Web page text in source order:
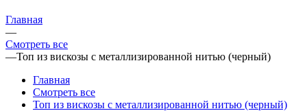
Главная
—
Смотреть все
—Топ из вискозы с металлизированной нитью (черный)
Главная
Смотреть все
Топ из вискозы с металлизированной нитью (черный)